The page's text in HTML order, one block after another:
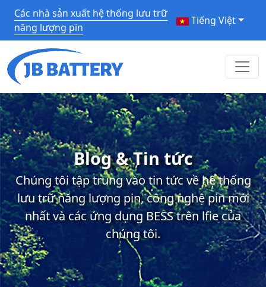
Các nhà sản xuất hệ thống lưu trữ
năng lượng pin
Tiếng Việt
Blog & Tin tức
Chúng tôi tập trung vào tin tức về hệ thống
lưu trữ năng lượng pin, công nghệ pin mới
nhất và các ứng dụng BESS trên lfie của
chúng tôi.